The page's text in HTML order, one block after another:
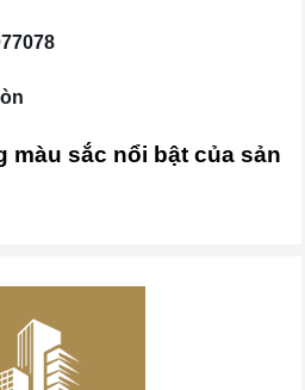
màu sắc nổi bật của sản